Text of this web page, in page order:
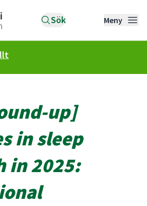
Sök Meny
up]
in sleep
in 2025: